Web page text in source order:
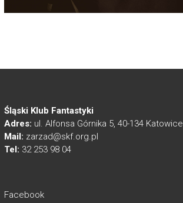
Śląski Klub Fantastyki
Adres: ul. Alfonsa Górnika 5, 40-134 Katowice
Mail: zarzad@skf.org.pl
Tel: 32 253 98 04
Facebook